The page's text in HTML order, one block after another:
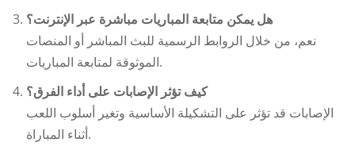
هل يمكن متابعة المباريات مباشرة عبر الإنترنت؟
نعم، من خلال الروابط الرسمية للبث المباشر أو المنصات
الموثوقة لمتابعة المباريات.
كيف تؤثر الإصابات على أداء الفرق؟
الإصابات قد تؤثر على التشكيلة الأساسية وتغير أسلوب اللعب
أثناء المباراة.